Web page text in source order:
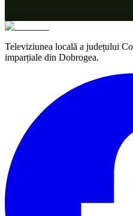
Televiziunea locală a județului
imparțiale din Dobrogea.